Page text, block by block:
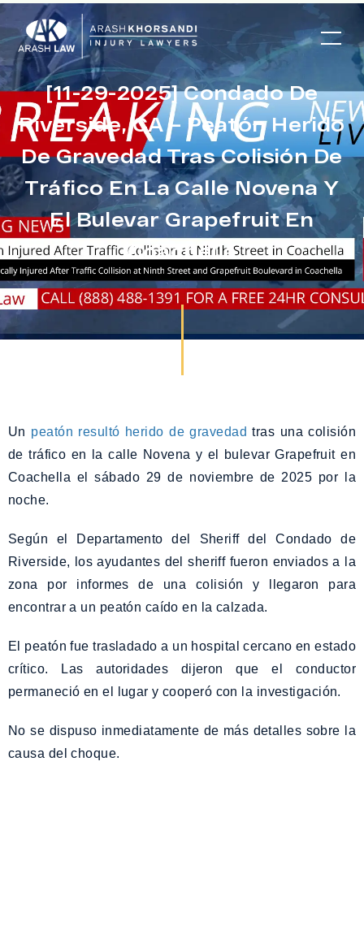
[11-29-2025] Condado De
Riverside, CA – Peatón Herido
De Gravedad Tras Colisión De
Tráfico En La Calle Novena Y
El Bulevar Grapefruit En
Coachella
Un peatón resultó herido de gravedad tras una colisión
de tráfico en la calle Novena y el bulevar Grapefruit en
Coachella el sábado 29 de noviembre de 2025 por la
noche.
Según el Departamento del Sheriff del Condado de
Riverside, los ayudantes del sheriff fueron enviados a la
zona por informes de una colisión y llegaron para
encontrar a un peatón caído en la calzada.
El peatón fue trasladado a un hospital cercano en estado
crítico. Las autoridades dijeron que el conductor
permaneció en el lugar y cooperó con la investigación.
No se dispuso inmediatamente de más detalles sobre la
causa del choque.